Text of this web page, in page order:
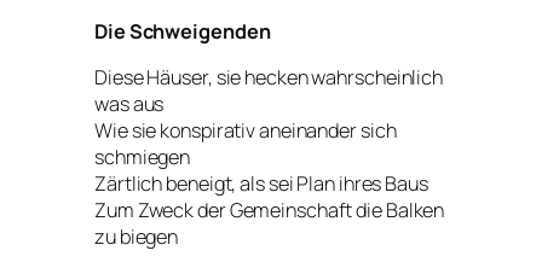
Die Schweigenden
Diese Häuser, sie hecken wahrscheinlich
was aus
Wie sie konspirativ aneinander sich
schmiegen
Zärtlich beneigt, als sei Plan ihres Baus
Zum Zweck der Gemeinschaft die Balken
zu biegen